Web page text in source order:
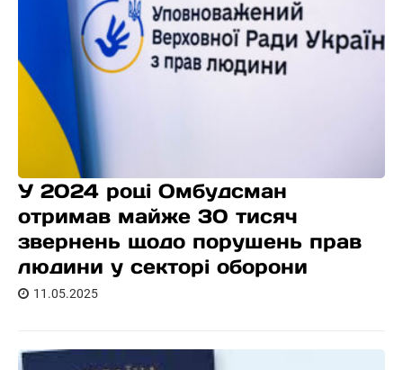
У 2024 році Омбудсман
отримав майже 30 тисяч
звернень щодо порушень прав
людини у секторі оборони
11.05.2025